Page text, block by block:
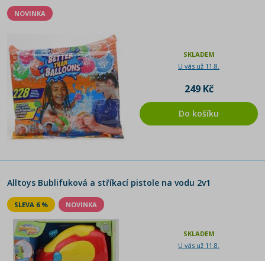
NOVINKA
SKLADEM
U vás už 11.8.
249 Kč
Do košíku
Alltoys Bublifuková a stříkací pistole na vodu 2v1
SLEVA 6 % NOVINKA
SKLADEM
U vás už 11.8.